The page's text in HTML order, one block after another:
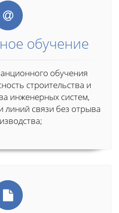
обучение
обучения
строительства и
инженерных систем,
линий связи без отрыва